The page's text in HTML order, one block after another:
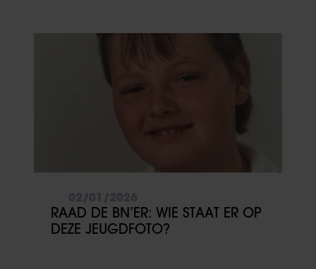
RAAD DE BN’ER: WIE STAAT ER OP
DEZE JEUGDFOTO?